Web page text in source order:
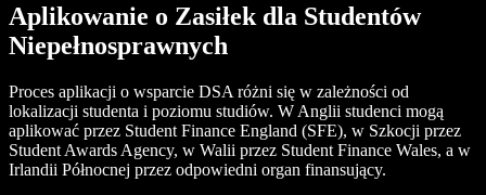
Aplikowanie o Zasiłek dla Studentów
Niepełnosprawnych
Proces aplikacji o wsparcie DSA różni się w zależności od
lokalizacji studenta i poziomu studiów. W Anglii studenci mogą
aplikować przez Student Finance England (SFE), w Szkocji przez
Student Awards Agency, w Walii przez Student Finance Wales, a w
Irlandii Północnej przez odpowiedni organ finansujący.